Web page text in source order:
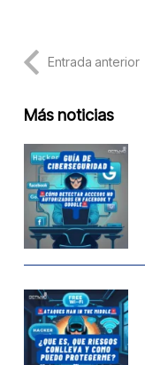
Entrada anterior
Más noticias